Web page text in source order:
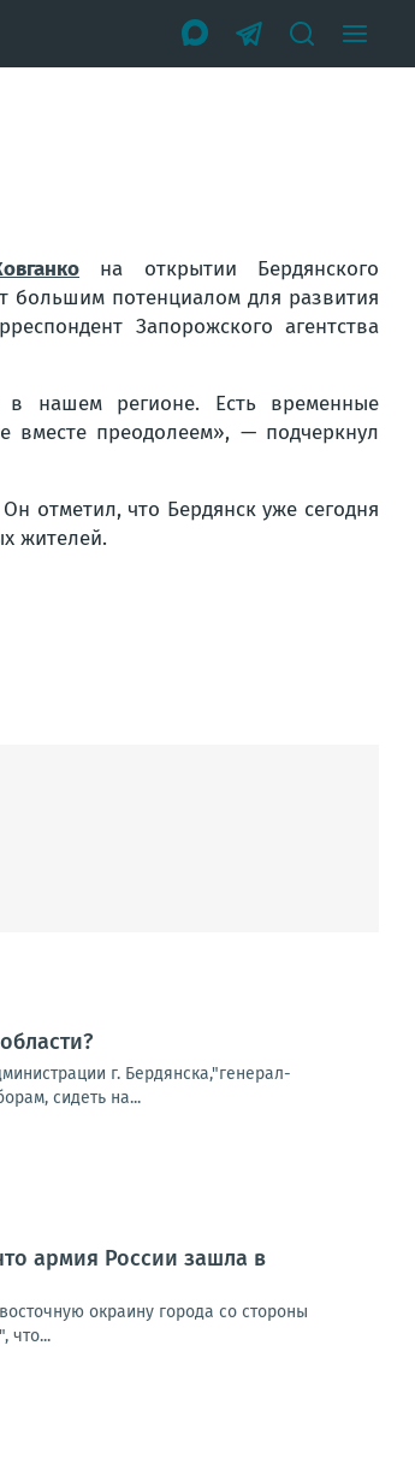
на открытии Бердянского
большим потенциалом для развития
Запорожского агентства
в нашем регионе. Есть временные
преодолеем», — подчеркнул
отметил, что Бердянск уже сегодня
жителей.
г. Бердянска,"генерал-
сидеть на...
армия России зашла в
окраину города со стороны
что...